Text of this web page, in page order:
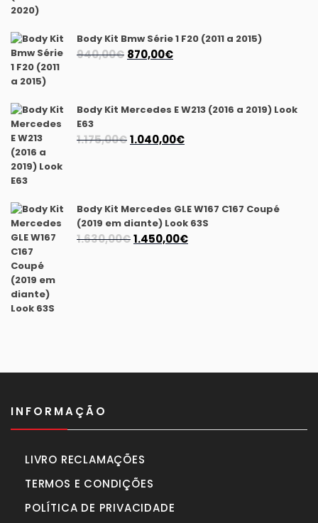
990,00€.770,00€.
Body Kit Bmw Série 1 F20 (2011 a 2015)
940,00€ O
era:
870,00€O
é:
Body Kit Mercedes E W213 (2016 a 2019) Look
E63
1.175,00€O
1.175,00€.
1.040,00€O
1.040,00€.
Body Kit Mercedes GLE W167 C167 Coupé
(2019 em diante) Look 63S
1.630,00€O
1.450,00€O
INFORMAÇÃO
LIVRO RECLAMAÇÕES
TERMOS E CONDIÇÕES
POLÍTICA DE PRIVACIDADE